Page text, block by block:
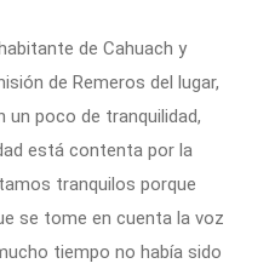
de Cahuach y
de Remeros del lugar,
un poco de tranquilidad,
está contenta por la
tranquilos porque
se tome en cuenta la voz
tiempo no había sido